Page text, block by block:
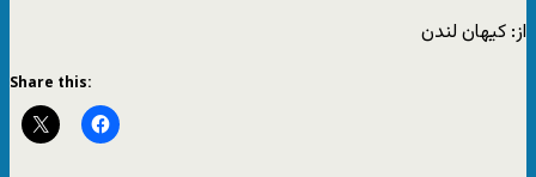
از: کیهان لندن
Share this: